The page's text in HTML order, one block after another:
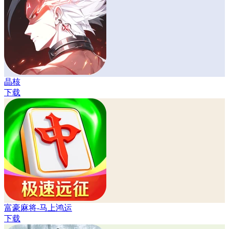
晶核
下载
富豪麻将-马上鸿运
下载